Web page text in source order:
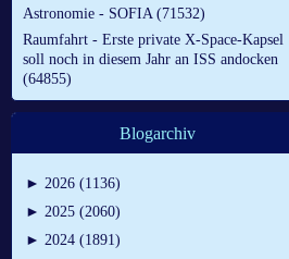
Astronomie - SOFIA (71532)
Raumfahrt - Erste private X-Space-Kapsel
soll noch in diesem Jahr an ISS andocken
(64855)
Blogarchiv
► 2026 (1136)
► 2025 (2060)
► 2024 (1891)